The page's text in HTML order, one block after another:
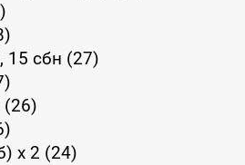
15 сбн (27)
(26)
x 2 (24)